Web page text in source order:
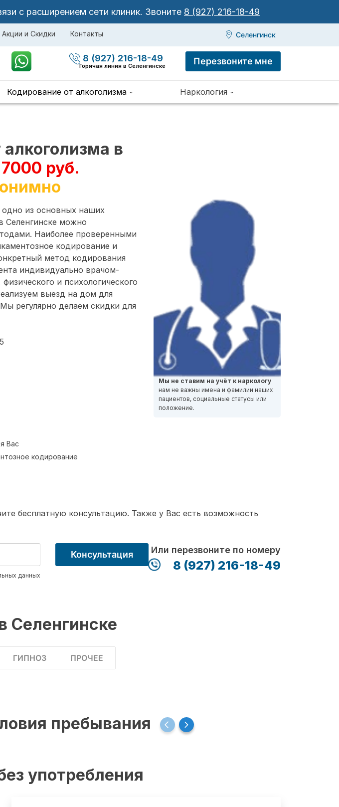
с расширением сети клиник. Звоните 8 (927) 216-18-49
Акции и Скидки Контакты Селенгинск
8 (927) 216-18-49
Горячая линия в Селенгинске Перезвоните мне
Кодирование от алкоголизма Наркология
в
руб.
из основных наших
Селенгинске можно
Наиболее проверенными
кодирование и
метод кодирования
индивидуально врачом-
и психологического
выезд на дом для
регулярно делаем скидки для
Вас
кодирование
Мы не ставим на учёт к наркологу
нам не важны имена и фамилии наших
пациентов, социальные статусы или
положение.
бесплатную консультацию. Также у Вас есть возможность
данных
Консультация Или перезвоните по номеру
8 (927) 216-18-49
Селенгинске
ГИПНОЗ ПРОЧЕЕ
пребывания
употребления